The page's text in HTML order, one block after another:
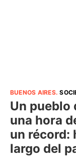
BUENOS AIRES.
Un pueblo
una hora
un récord:
largo del